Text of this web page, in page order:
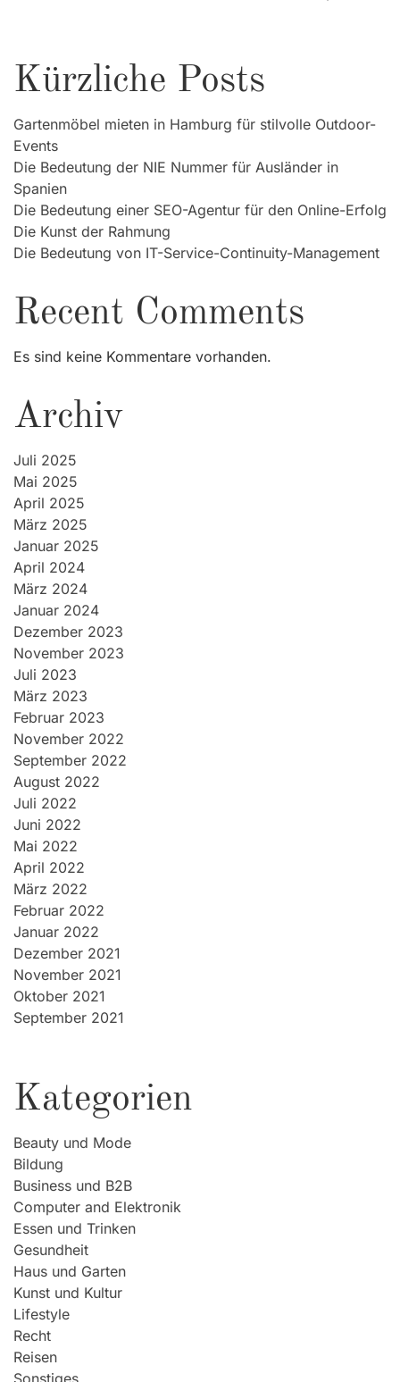
Kürzliche Posts
Gartenmöbel mieten in Hamburg für stilvolle Outdoor-
Events
Die Bedeutung der NIE Nummer für Ausländer in
Spanien
Die Bedeutung einer SEO-Agentur für den Online-Erfolg
Die Kunst der Rahmung
Die Bedeutung von IT-Service-Continuity-Management
Recent Comments
Es sind keine Kommentare vorhanden.
Archiv
Juli 2025
Mai 2025
April 2025
März 2025
Januar 2025
April 2024
März 2024
Januar 2024
Dezember 2023
November 2023
Juli 2023
März 2023
Februar 2023
November 2022
September 2022
August 2022
Juli 2022
Juni 2022
Mai 2022
April 2022
März 2022
Februar 2022
Januar 2022
Dezember 2021
November 2021
Oktober 2021
September 2021
Kategorien
Beauty und Mode
Bildung
Business und B2B
Computer and Elektronik
Essen und Trinken
Gesundheit
Haus und Garten
Kunst und Kultur
Lifestyle
Recht
Reisen
Sonstiges